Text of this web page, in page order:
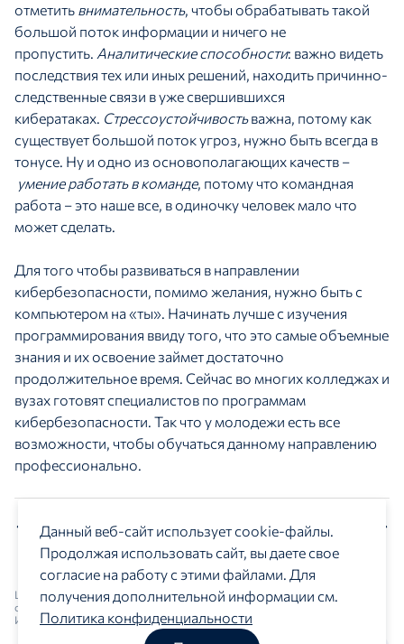
отметить внимательность, чтобы обрабатывать такой
большой поток информации и ничего не
пропустить. Аналитические способности: важно видеть
последствия тех или иных решений, находить причинно-
следственные связи в уже свершившихся
кибератаках. Стрессоустойчивостьважна, потому как
существует большой поток угроз, нужно быть всегда в
тонусе. Ну и одно из основополагающих качеств –
умение работать в команде, потому что командная
работа – это наше все, в одиночку человек мало что
может сделать.
Для того чтобы развиваться в направлении
кибербезопасности, помимо желания, нужно быть с
компьютером на «ты». Начинать лучше с изучения
программирования ввиду того, что это самые объемные
знания и их освоение займет достаточно
продолжительное время. Сейчас во многих колледжах и
вузах готовят специалистов по программам
кибербезопасности. Так что у молодежи есть все
возможности, чтобы обучаться данному направлению
профессионально.
Предыдущий материал Следующий материал
Центр изучения и сетевого мониторинга молодежной
среды © 2018 - 2026
ИНН: 9709037529
Данный веб-сайт использует cookie-файлы.
Продолжая использовать сайт, вы даете свое
согласие на работу с этими файлами. Для
получения дополнительной информации см.
Политика конфиденциальности